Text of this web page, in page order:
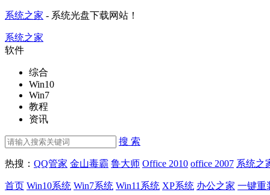
系统之家 - 系统光盘下载网站！
系统之家
软件
综合
Win10
Win7
教程
资讯
搜 索
热搜： QQ管家 金山毒霸 鲁大师 Office 2010 office 2007 系统之
首页 Win10系统 Win7系统 Win11系统 XP系统 办公之家 一键重